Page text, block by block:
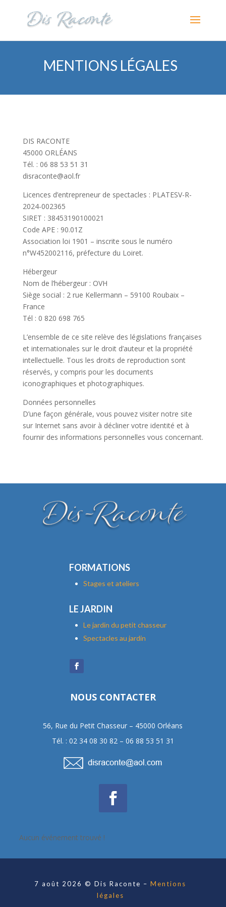
MENTIONS LÉGALES
DIS RACONTE
45000 ORLÉANS
Tél. : 06 88 53 51 31
disraconte@aol.fr
Licences d’entrepreneur de spectacles : PLATESV-R-
2024-002365
SIRET : 38453190100021
Code APE : 90.01Z
Association loi 1901 – inscrite sous le numéro
n°W452002116, préfecture du Loiret.
Hébergeur
Nom de l’hébergeur : OVH
Siège social : 2 rue Kellermann – 59100 Roubaix –
France
Tél : 0 820 698 765
L’ensemble de ce site relève des législations françaises
et internationales sur le droit d’auteur et la propriété
intellectuelle. Tous les droits de reproduction sont
réservés, y compris pour les documents
iconographiques et photographiques.
Données personnelles
D’une façon générale, vous pouvez visiter notre site
sur Internet sans avoir à décliner votre identité et à
fournir des informations personnelles vous concernant.
FORMATIONS
Stages et ateliers
LE JARDIN
Le jardin du petit chasseur
Spectacles au jardin
NOUS CONTACTER
56, Rue du Petit Chasseur – 45000 Orléans
Tél. : 02 34 08 30 82 – 06 88 53 51 31
Aucun événement trouvé !
7 août 2026 © Dis Raconte –Mentions
légales